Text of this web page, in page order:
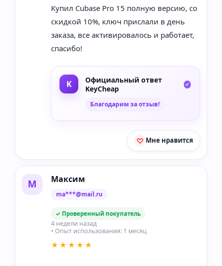
Купил Cubase Pro 15 полную версию, со
скидкой 10%, ключ прислали в день
заказа, все активировалось и работает,
спасибо!
Официальный ответ
KeyCheap
Благодарим за отзыв!
Мне нравится
М Максим
ma***@mail.ru
✓ Проверенный покупатель
4 недели назад
• Опыт использования: 1 месяц
★★★★★